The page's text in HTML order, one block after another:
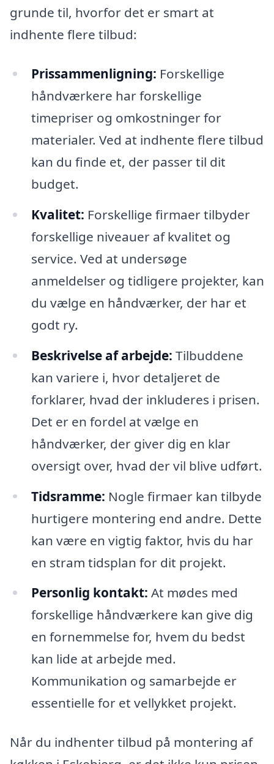
grunde til, hvorfor det er smart at
indhente flere tilbud:
Prissammenligning: Forskellige
håndværkere har forskellige
timepriser og omkostninger for
materialer. Ved at indhente flere tilbud
kan du finde et, der passer til dit
budget.
Kvalitet: Forskellige firmaer tilbyder
forskellige niveauer af kvalitet og
service. Ved at undersøge
anmeldelser og tidligere projekter, kan
du vælge en håndværker, der har et
godt ry.
Beskrivelse af arbejde: Tilbuddene
kan variere i, hvor detaljeret de
forklarer, hvad der inkluderes i prisen.
Det er en fordel at vælge en
håndværker, der giver dig en klar
oversigt over, hvad der vil blive udført.
Tidsramme: Nogle firmaer kan tilbyde
hurtigere montering end andre. Dette
kan være en vigtig faktor, hvis du har
en stram tidsplan for dit projekt.
Personlig kontakt: At mødes med
forskellige håndværkere kan give dig
en fornemmelse for, hvem du bedst
kan lide at arbejde med.
Kommunikation og samarbejde er
essentielle for et vellykket projekt.
Når du indhenter tilbud på montering af